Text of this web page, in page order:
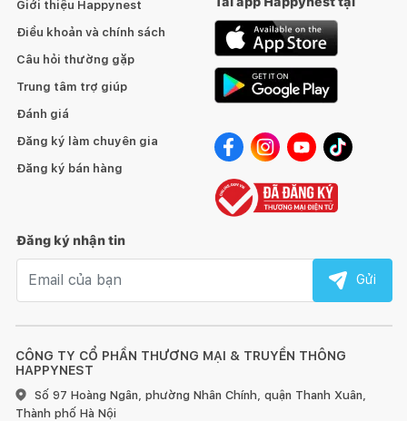
đặt hàng.
Hàng đặt đóng được làm thủ công nên mỗi sản phẩm được
coi là tác phẩm độc bản. Trân trọng cảm ơn Quý khách đã góp
phần bảo tồn và phát huy nghề mộc truyền thống của Việt
Nam.
HƯỚNG DẪN SỬ DỤNG, BẢO QUẢN:
1. Đối với đồ gỗ trong nhà:
Tránh để đồ quá nóng hoặc quá lạnh trực tiếp lên bề mặt
Sử dụng vải khô để làm sạch bề mặt gỗ ngay khi bị bẩn.
Đối với đồ nội thất làm từ gỗ, chúng tôi khuyến nghị nên
dùng sáp và xi bóng gỗ để chà sạch và làm mới ít nhất 6 tháng
CÔNG TY CỔ PHẦN THƯƠNG MẠI & TRUYỀN THÔNG
HAPPYNEST
Số 97 Hoàng Ngân, phường Nhân Chính, quận Thanh Xuân,
Thành phố Hà Nội
Giới thiệu Happynest
Điều khoản và chính sách
Câu hỏi thường gặp
Trung tâm trợ giúp
Đánh giá
Đăng ký làm chuyên gia
Đăng ký bán hàng
Đăng ký nhận tin
Gửi